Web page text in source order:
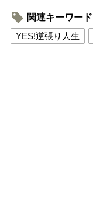
関連キーワード
YES!逆張り人生